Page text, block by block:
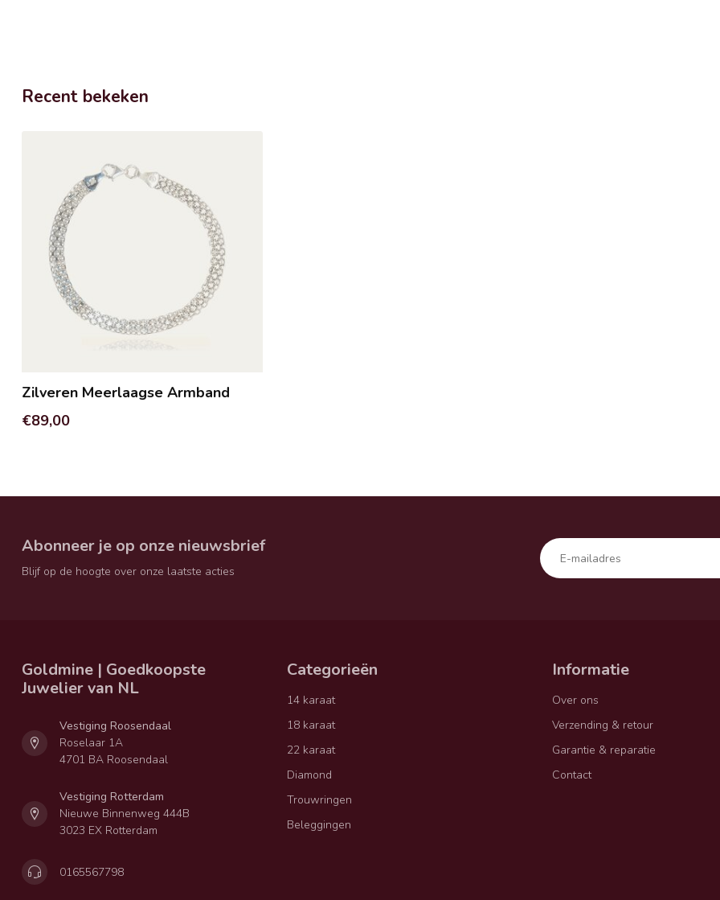
Recent bekeken
Zilveren Meerlaagse Armband
€89,00
Abonneer je op onze nieuwsbrief
Blijf op de hoogte over onze laatste acties
Goldmine | Goedkoopste
Juwelier van NL
Vestiging Roosendaal
Roselaar 1A
4701 BA Roosendaal
Vestiging Rotterdam
Nieuwe Binnenweg 444B
3023 EX Rotterdam
0165567798
Categorieën
14 karaat
18 karaat
22 karaat
Diamond
Trouwringen
Beleggingen
Informatie
Over ons
Verzending & retour
Garantie & reparatie
Contact